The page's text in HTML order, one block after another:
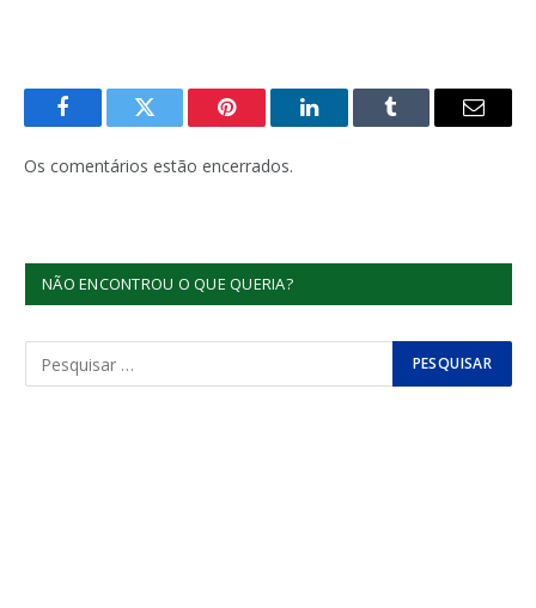
FacebookTwitter Pinterest LinkedInTumblr
E-
Os comentários estão encerrados.
NÃO ENCONTROU O QUE QUERIA?